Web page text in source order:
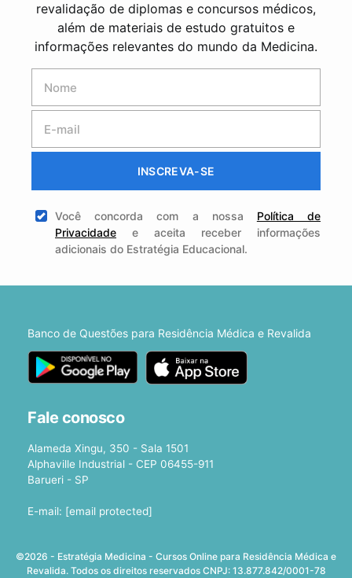
revalidação de diplomas e concursos médicos,
além de materiais de estudo gratuitos e
informações relevantes do mundo da Medicina.
INSCREVA-SE
Você concorda com a nossa Política de
Privacidade e aceita receber informações
adicionais do Estratégia Educacional.
Banco de Questões para Residência Médica e Revalida
Fale conosco
Alameda Xingu, 350 - Sala 1501
Alphaville Industrial - CEP 06455-911
Barueri - SP
E-mail: [email protected]
©2026 - Estratégia Medicina - Cursos Online para Residência Médica e
Revalida. Todos os direitos reservados CNPJ: 13.877.842/0001-78